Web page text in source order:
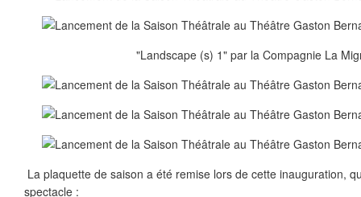
"Landscape (s) 1" par la Compagnie La
La plaquette de saison a été remise lors de cette inauguration,
spectacle :